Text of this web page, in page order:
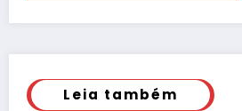
Leia também